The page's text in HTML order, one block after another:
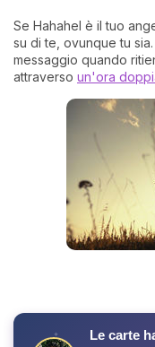
Se Hahahel è il tuo
su di te, ovunque tu
messaggio quando
attraverso un'ora
✧
Le carte